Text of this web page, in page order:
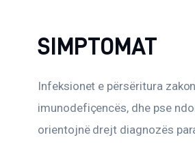
SIMPTOMAT
Infeksionet e përsëritura
imunodefiçencës, dhe pse
orientojnë drejt diagnozës